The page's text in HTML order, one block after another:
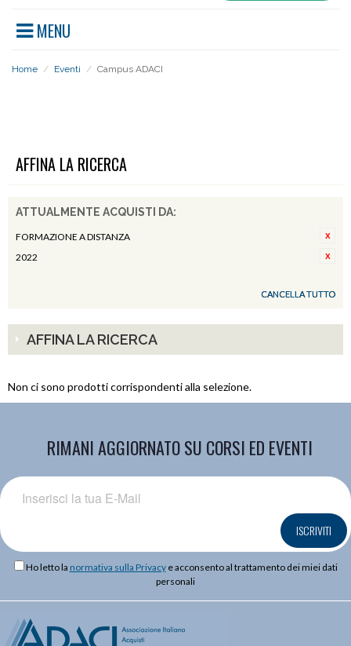
MENU
Home / Eventi / Campus ADACI
AFFINA LA RICERCA
ATTUALMENTE ACQUISTI DA:
FORMAZIONE A DISTANZA
2022
CANCELLA TUTTO
AFFINA LA RICERCA
Non ci sono prodotti corrispondenti alla selezione.
RIMANI AGGIORNATO SU CORSI ED EVENTI
ISCRIVITI
Ho letto la normativa sulla Privacye acconsento al trattamento dei miei dati
personali